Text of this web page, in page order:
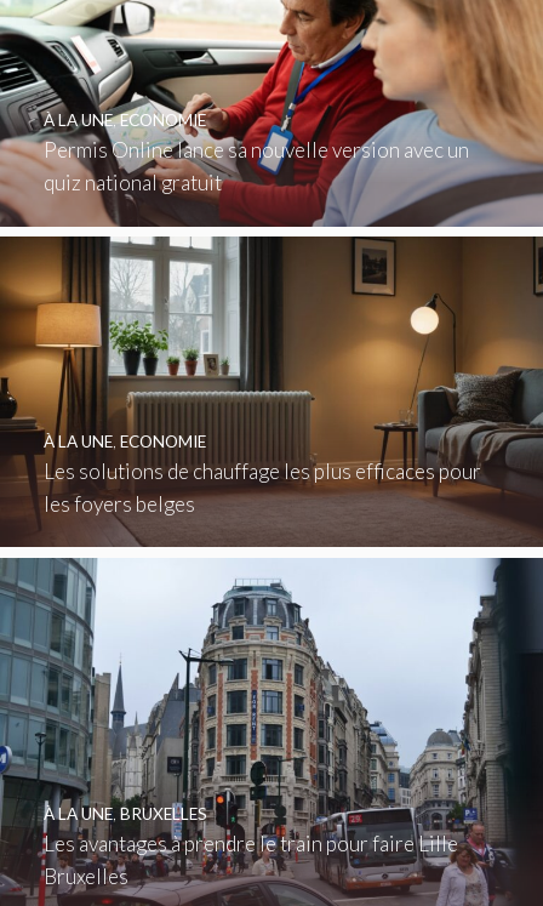
Permis Online lance sa nouvelle version avec un
quiz national gratuit
À LA UNE,ECONOMIE
Les solutions de chauffage les plus efficaces pour
les foyers belges
À LA UNE, ECONOMIE
Les avantages à prendre le train pour faire Lille
Bruxelles
À LA UNE, BRUXELLES